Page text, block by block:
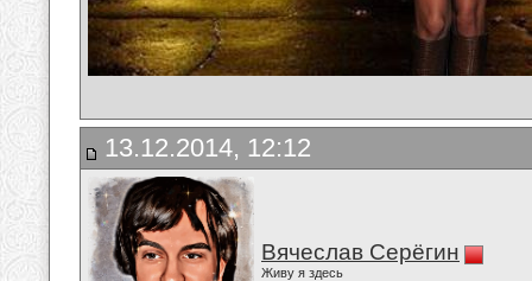
13.12.2014, 12:12
Вячеслав Серёгин
Живу я здесь